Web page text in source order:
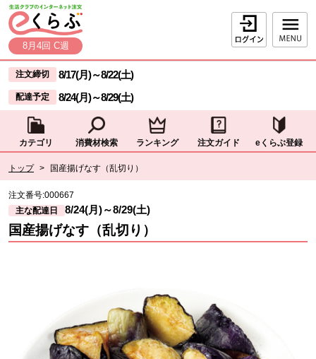
ページの先頭です。
本文へジャンプする。
8月4回 C週
ログイン
ここからサイト内共通メニューです。
サイト内共通メニューをスキップする
注文締切 8/17(月)～8/22(土)
配達予定 8/24(月)～8/29(土)
カテゴリ 消費材検索 ランキング 注文ガイド eくらぶ登録
トップ > 国産揚げなす（乱切り）
現在位置ここまで
注文番号:000667
主な配達日
8/24(月)～8/29(土)
国産揚げなす（乱切り）